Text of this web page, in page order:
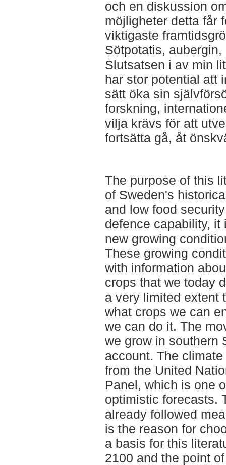
och en diskussion
möjligheter detta får
viktigaste
Sötpotatis,
Slutsatsen i av min
har stor potential att
sätt öka sin
forskning,
vilja krävs för att
fortsätta gå, åt
The purpose of this
of Sweden's
and low food
defence capability,
new growing
These growing
with information
crops that we today
a very limited extent
what crops we can
we can do it. The
we grow in southern
account. The
from the United
Panel, which is one
optimistic forecasts.
already followed
is the reason for
a basis for this
2100 and the point